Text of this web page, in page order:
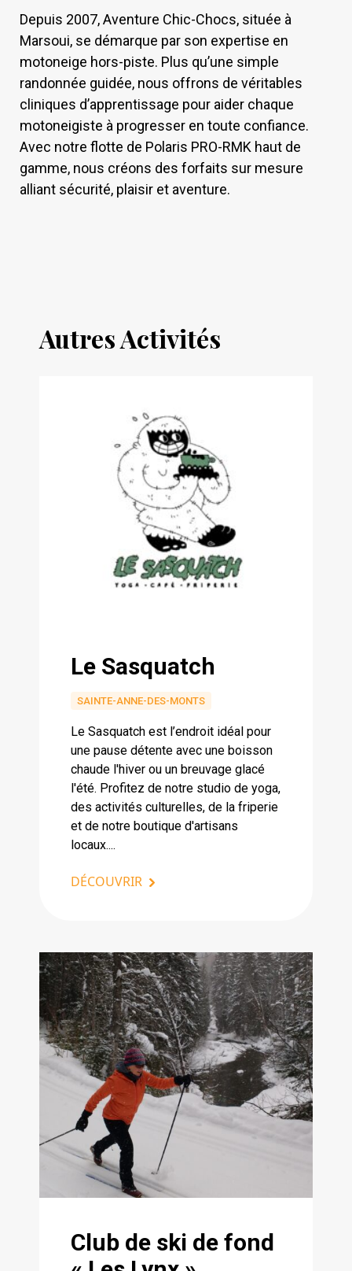
Depuis 2007, Aventure Chic-Chocs, située à
Marsoui, se démarque par son expertise en
motoneige hors-piste. Plus qu’une simple
randonnée guidée, nous offrons de véritables
cliniques d’apprentissage pour aider chaque
motoneigiste à progresser en toute confiance.
Avec notre flotte de Polaris PRO-RMK haut de
gamme, nous créons des forfaits sur mesure
alliant sécurité, plaisir et aventure.
Autres Activités
Le Sasquatch
SAINTE-ANNE-DES-MONTS
Le Sasquatch est l’endroit idéal pour
une pause détente avec une boisson
chaude l'hiver ou un breuvage glacé
l'été. Profitez de notre studio de yoga,
des activités culturelles, de la friperie
et de notre boutique d'artisans
locaux....
DÉCOUVRIR
Club de ski de fond